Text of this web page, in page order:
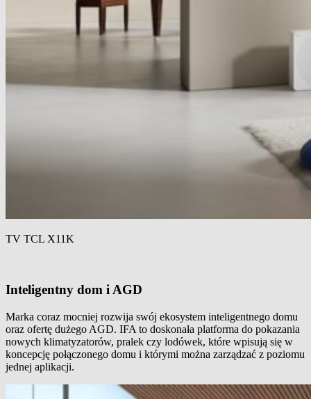
TV TCL X11K
Inteligentny dom i AGD
Marka coraz mocniej rozwija swój ekosystem inteligentnego domu
oraz ofertę dużego AGD. IFA to doskonała platforma do pokazania
nowych klimatyzatorów, pralek czy lodówek, które wpisują się w
koncepcję połączonego domu i którymi można zarządzać z poziomu
jednej aplikacji.